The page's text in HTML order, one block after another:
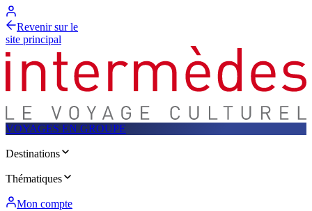
Revenir sur le
site principal
VOYAGES EN GROUPE
Destinations
Thématiques
Mon compte